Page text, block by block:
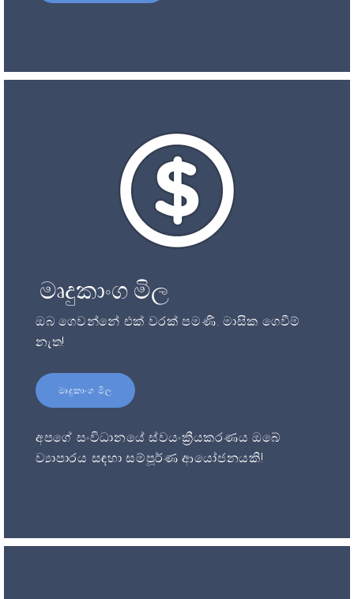
මෘදුකාංග මිල
ඔබ ගෙවන්නේ එක් වරක් පමණි. මාසික ගෙවීම්
නැත!
මෘදුකාංග මිල
අපගේ සංවිධානයේ ස්වයංක්‍රීයකරණය ඔබේ
ව්‍යාපාරය සඳහා සම්පූර්ණ ආයෝජනයකි!